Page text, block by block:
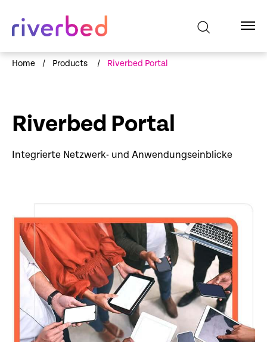
Home / Products / Riverbed Portal
Riverbed Portal
Integrierte Netzwerk- und Anwendungseinblicke